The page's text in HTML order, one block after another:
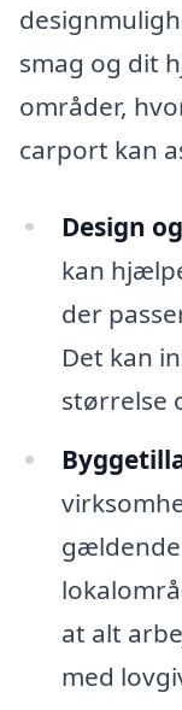
smag og dit
områder,
carport kan
Design
kan
der
Det kan
størrelse
at alt
med